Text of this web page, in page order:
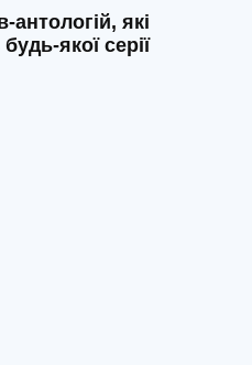
антологій, які
якої серії